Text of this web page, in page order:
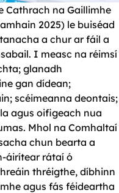
Cathrach na Gaillimhe
2025) le buiséad
a chur ar fáil a
I measc na réimsí
glanadh
gan dídean;
scéimeanna deontais;
agus oifigeach nua
Mhol na Comhaltaí
chun bearta a
áirítear rátaí ó
thréigthe, díbhinn
agus fás féideartha